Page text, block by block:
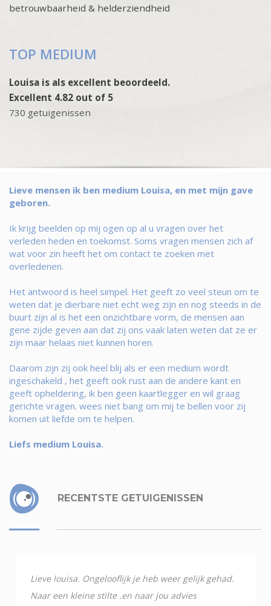
betrouwbaarheid & helderziendheid
TOP MEDIUM
Louisa is als excellent beoordeeld.
Excellent 4.82 out of 5
730 getuigenissen
Lieve mensen ik ben medium Louisa, en met mijn gave
geboren.
Ik krijg beelden op mij ogen op al u vragen over het
verleden heden en toekomst. Soms vragen mensen zich af
wat voor zin heeft het om contact te zoeken met
overledenen.
Het antwoord is heel simpel. Het geeft zo veel steun om te
weten dat je dierbare niet echt weg zijn en nog steeds in de
buurt zijn al is het een onzichtbare vorm, de mensen aan
gene zijde geven aan dat zij ons vaak laten weten dat ze er
zijn maar helaas niet kunnen horen.
Daarom zijn zij ook heel blij als er een medium wordt
ingeschakeld , het geeft ook rust aan de andere kant en
geeft opheldering, ik ben geen kaartlegger en wil graag
gerichte vragen. wees niet bang om mij te bellen voor zij
komen uit liefde om te helpen.
Liefs medium Louisa.
RECENTSTE GETUIGENISSEN
Lieve louisa. Ongelooflijk je heb weer gelijk gehad.
Naar een kleine stilte .en naar jou advies